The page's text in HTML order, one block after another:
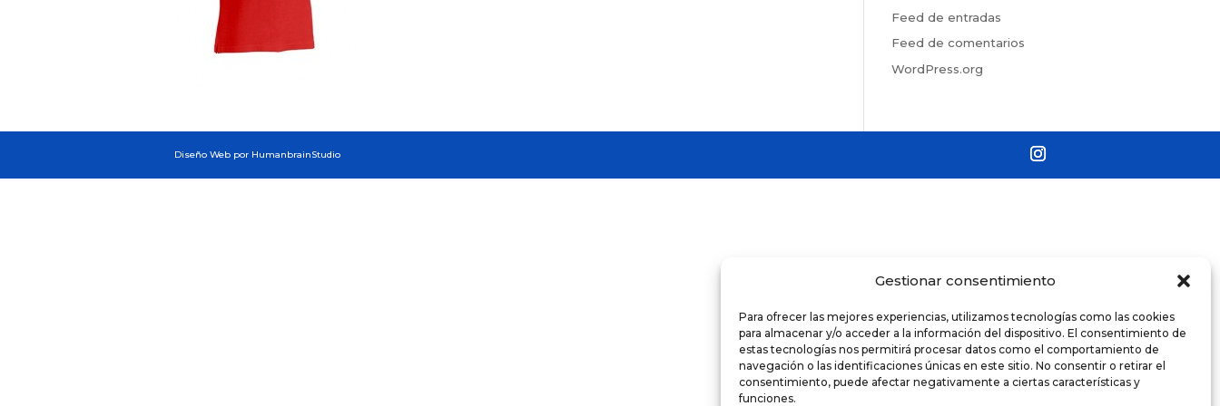
Gestionar consentimiento
Para ofrecer las mejores experiencias, utilizamos tecnologías como las cookies
para almacenar y/o acceder a la información del dispositivo. El consentimiento de
estas tecnologías nos permitirá procesar datos como el comportamiento de
navegación o las identificaciones únicas en este sitio. No consentir o retirar el
consentimiento, puede afectar negativamente a ciertas características y
funciones.
Feed de entradas
Feed de comentarios
WordPress.org
Diseño Web por HumanbrainStudio